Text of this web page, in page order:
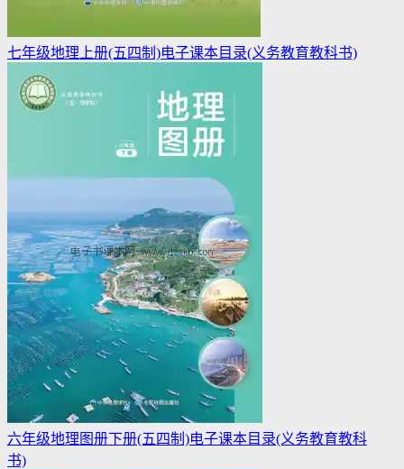
七年级地理上册(五四制)电子课本目录(义务教育教科书)
六年级地理图册下册(五四制)电子课本目录(义务教育教科
书)